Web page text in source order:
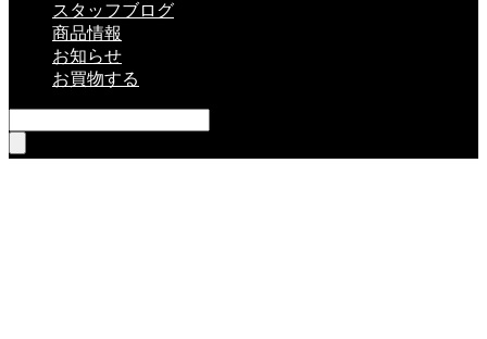
スタッフブログ
商品情報
お知らせ
お買物する